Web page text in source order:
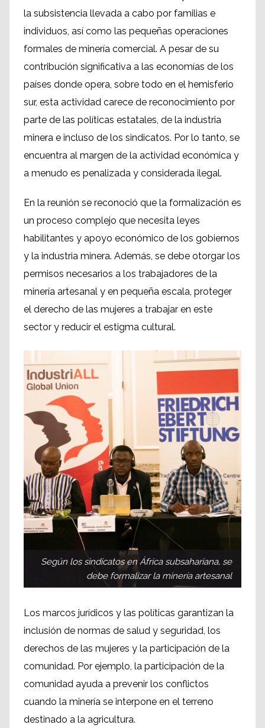
la subsistencia llevada a cabo por familias e
individuos, así como las pequeñas operaciones
formales de minería comercial. A pesar de su
contribución significativa a las economías de los
países donde opera, sobre todo en el hemisferio
sur, esta actividad carece de reconocimiento por
parte de las políticas estatales, de la industria
minera e incluso de los sindicatos. Por lo tanto, se
encuentra al margen de la actividad económica y
a menudo es penalizada y considerada ilegal.
En la reunión se reconoció que la formalización es
un proceso complejo que necesita leyes
habilitantes y apoyo económico de los gobiernos
y la industria minera. Además, se debe otorgar los
permisos necesarios a los trabajadores de la
minería artesanal y en pequeña escala, proteger
el derecho de las mujeres a trabajar en este
sector y reducir el estigma cultural.
Según los sindicatos en África subsahariana, se
debe formalizar la minería artesanal
Los marcos jurídicos y las políticas garantizan la
inclusión de normas de salud y seguridad, los
derechos de las mujeres y la participación de la
comunidad. Por ejemplo, la participación de la
comunidad ayuda a prevenir los conflictos
cuando la minería se interpone en el terreno
destinado a la agricultura.